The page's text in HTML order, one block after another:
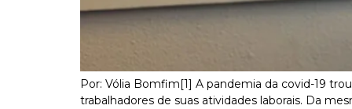
Por: Vólia Bomfim[1] A pandemia da covid-19
trabalhadores de suas atividades laborais. Da